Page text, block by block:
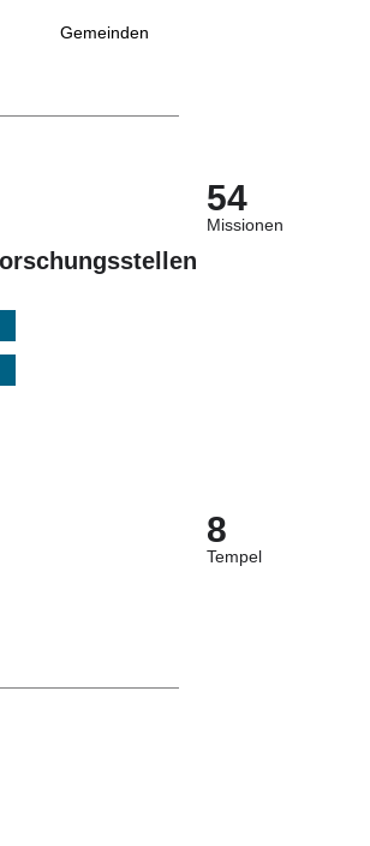
Gemeinden
54
Missionen
8
Tempel